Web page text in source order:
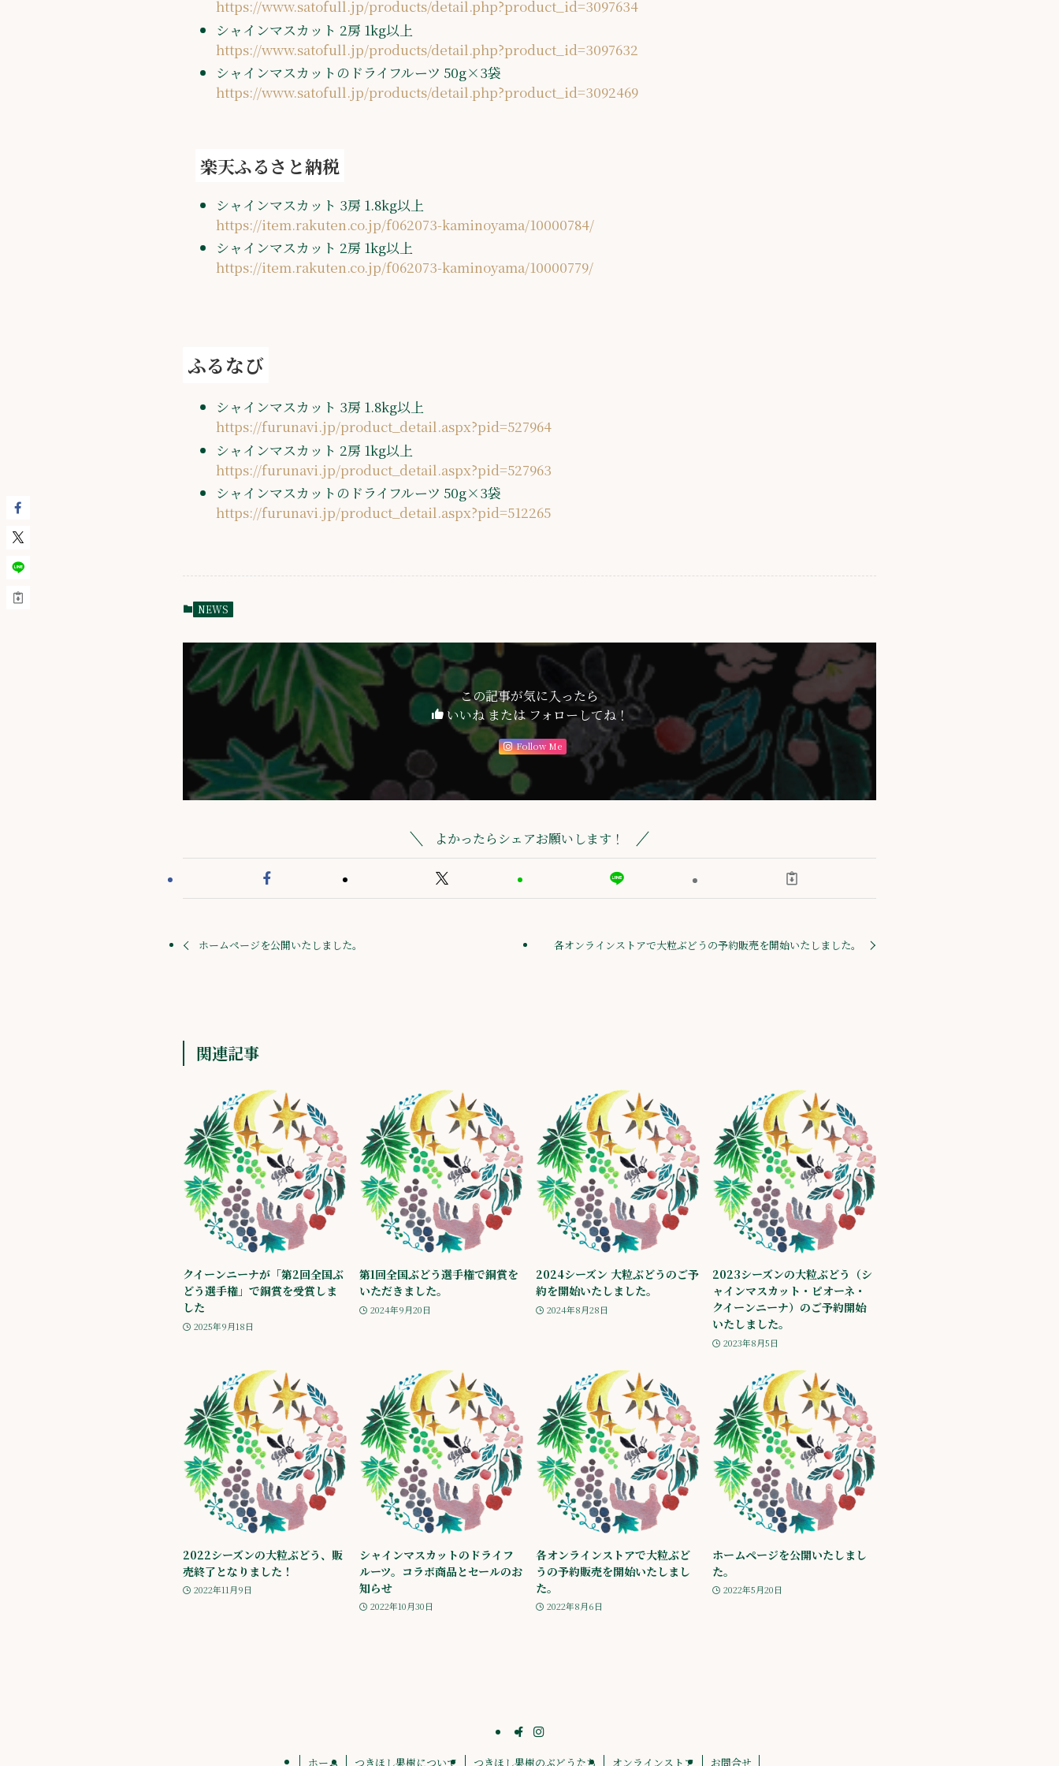
https://www.satofull.jp/products/detail.php?product_id=3097634
シャインマスカット 2房 1kg以上
https://www.satofull.jp/products/detail.php?product_id=3097632
シャインマスカットのドライフルーツ 50g×3袋
https://www.satofull.jp/products/detail.php?product_id=3092469
楽天ふるさと納税
シャインマスカット 3房 1.8kg以上
https://item.rakuten.co.jp/f062073-kaminoyama/10000784/
シャインマスカット 2房 1kg以上
https://item.rakuten.co.jp/f062073-kaminoyama/10000779/
ふるなび
シャインマスカット 3房 1.8kg以上
https://furunavi.jp/product_detail.aspx?pid=527964
シャインマスカット 2房 1kg以上
https://furunavi.jp/product_detail.aspx?pid=527963
シャインマスカットのドライフルーツ 50g×3袋
https://furunavi.jp/product_detail.aspx?pid=512265
NEWS
この記事が気に入ったら
いいね または フォローしてね！
Follow Me
よかったらシェアお願いします！
ホームページを公開いたしました。 各オンラインストアで大粒ぶどうの予約販売を開始いたしました。
関連記事
クイーンニーナが「第2回全国ぶ
どう選手権」で銅賞を受賞しま
した
2025年9月18日
第1回全国ぶどう選手権で銅賞を
いただきました。
2024年9月20日
2024シーズン 大粒ぶどうのご予
約を開始いたしました。
2024年8月28日
2023シーズンの大粒ぶどう（シ
ャインマスカット・ピオーネ・
クイーンニーナ）のご予約開始
いたしました。
2023年8月5日
2022シーズンの大粒ぶどう、販
売終了となりました！
2022年11月9日
シャインマスカットのドライフ
ルーツ。コラボ商品とセールのお
知らせ
2022年10月30日
各オンラインストアで大粒ぶど
うの予約販売を開始いたしまし
た。
2022年8月6日
ホームページを公開いたしまし
た。
2022年5月20日
ホーム つきほし果樹について つきほし果樹のぶどうたち オンラインストア お問合せ